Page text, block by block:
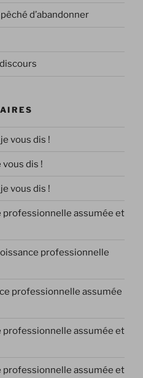
d’abandonner
je vous dis !
vous dis !
je vous dis !
professionnelle assumée et
professionnelle
professionnelle assumée
professionnelle assumée et
professionnelle assumée et